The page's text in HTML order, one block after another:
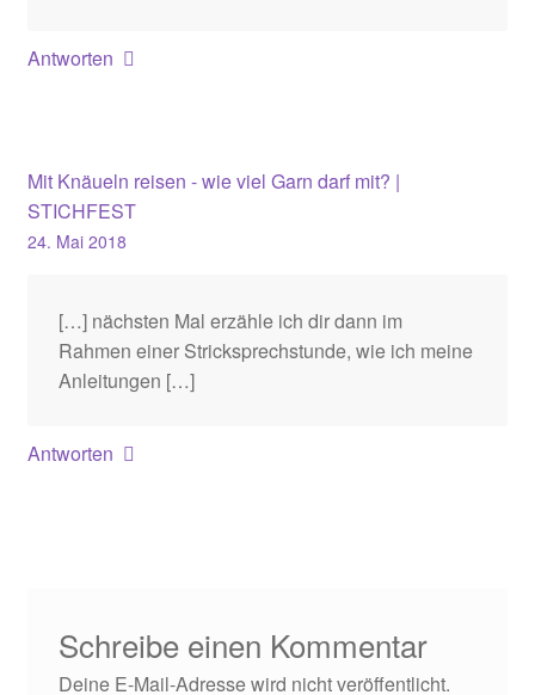
Antworten
Mit Knäueln reisen - wie viel Garn darf mit? |
STICHFEST
24. Mai 2018
[…] nächsten Mal erzähle ich dir dann im
Rahmen einer Stricksprechstunde, wie ich meine
Anleitungen […]
Antworten
Schreibe einen Kommentar
Deine E-Mail-Adresse wird nicht veröffentlicht.